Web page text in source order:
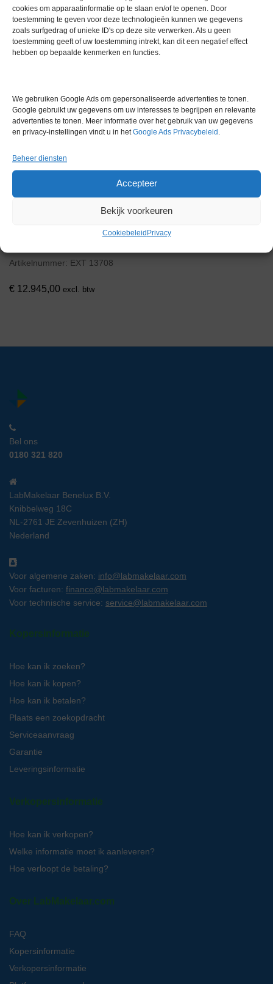
cookies om apparaatinformatie op te slaan en/of te openen. Door
toestemming te geven voor deze technologieën kunnen we gegevens
zoals surfgedrag of unieke ID's op deze site verwerken. Als u geen
toestemming geeft of uw toestemming intrekt, kan dit een negatief effect
hebben op bepaalde kenmerken en functies.
We gebruiken Google Ads om gepersonaliseerde advertenties te tonen.
Google gebruikt uw gegevens om uw interesses te begrijpen en relevante
advertenties te tonen. Meer informatie over het gebruik van uw gegevens
en privacy-instellingen vindt u in hetGoogle Ads Privacybeleid .
Beheer diensten
Accepteer
Bekijk voorkeuren
Cookiebeleid Privacy
Gerelateerde producten
Voorraad
Artikelnummer: EXT 13708
€ 12.945,00 excl. btw
Bel ons
0180 321 820
LabMakelaar Benelux B.V.
Knibbelweg 18C
NL-2761 JE Zevenhuizen (ZH)
Nederland
Voor algemene zaken: info@labmakelaar.com
Voor facturen: finance@labmakelaar.com
Voor technische service: service@labmakelaar.com
Kopersinformatie
Hoe kan ik zoeken?
Hoe kan ik kopen?
Hoe kan ik betalen?
Plaats een zoekopdracht
Serviceaanvraag
Garantie
Leveringsinformatie
Verkopersinformatie
Hoe kan ik verkopen?
Welke informatie moet ik aanleveren?
Hoe verloopt de betaling?
Over LabMakelaar.com
FAQ
Kopersinformatie
Verkopersinformatie